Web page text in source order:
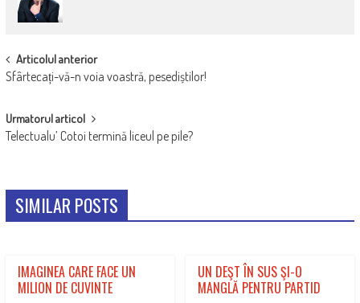
POST
NAVIGATION
Articolul anterior
Sfârtecați-vă-n voia voastră, pesediștilor!
Urmatorul articol
Telectualu’ Cotoi termină liceul pe pile?
SIMILAR POSTS
IMAGINEA CARE FACE UN
MILION DE CUVINTE
UN DEŞT ÎN SUS ŞI-O
MANGLĂ PENTRU PARTID